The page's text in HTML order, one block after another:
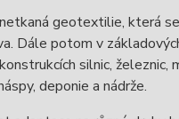
geotextilie, která
Dále potom v
silnic,
deponie a nádrže.